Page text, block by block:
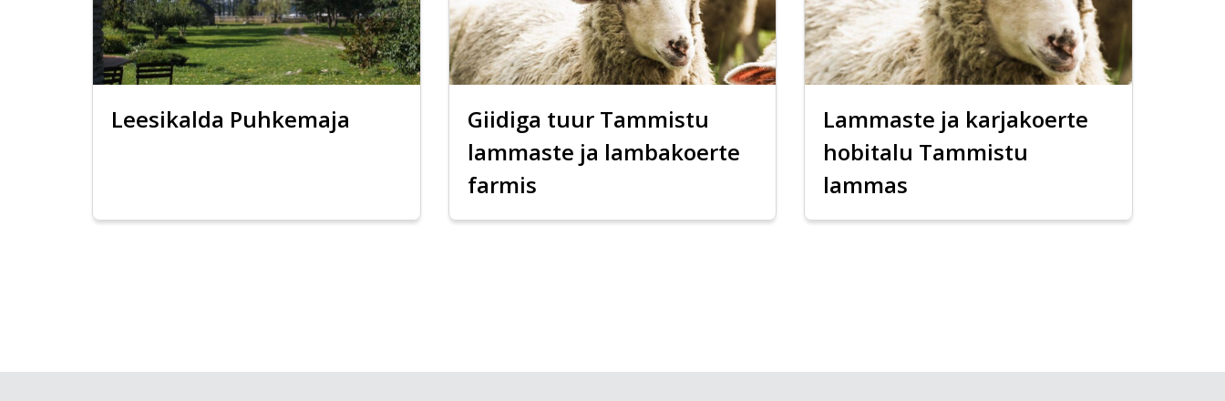
Leesikalda Puhkemaja
Giidiga tuur Tammistu
lammaste ja lambakoerte
farmis
Lammaste ja karjakoerte
hobitalu Tammistu
lammas